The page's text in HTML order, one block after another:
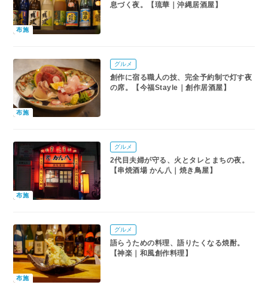
布施
息づく夜。【琉華｜沖縄居酒屋】
布施
グルメ
創作に宿る職人の技、完全予約制で灯す夜
の席。【今福Stayle｜創作居酒屋】
布施
グルメ
2代目夫婦が守る、火とタレとまちの夜。
【串焼酒場 かん八｜焼き鳥屋】
布施
グルメ
語らうための料理、語りたくなる焼酎。
【神楽｜和風創作料理】